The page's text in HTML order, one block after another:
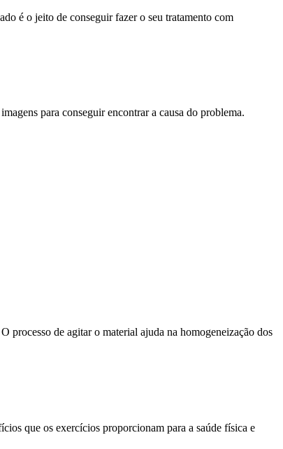
é o jeito de conseguir fazer o seu tratamento com
para conseguir encontrar a causa do problema.
processo de agitar o material ajuda na homogeneização dos
que os exercícios proporcionam para a saúde física e